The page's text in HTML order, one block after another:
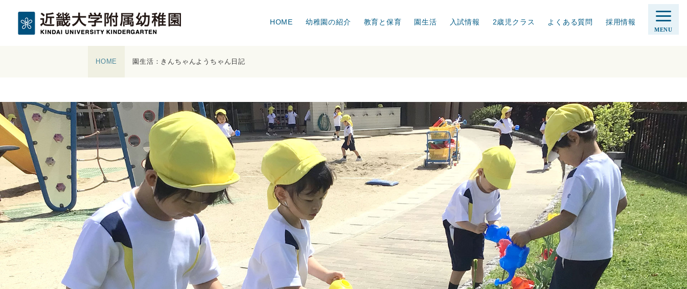
HOME 幼稚園の紹介 教育と保育 園生活 入試情報 2歳児クラス よくある質問 採用情報
MENU
HOME 園生活：きんちゃんようちゃん日記